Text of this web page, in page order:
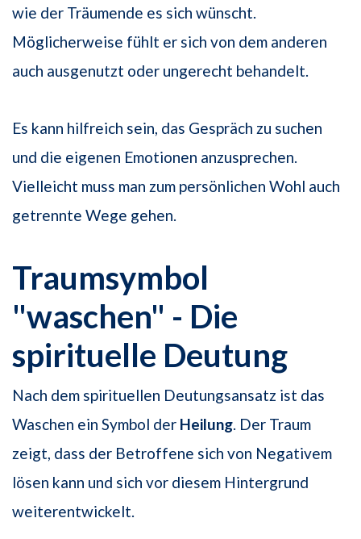
wie der Träumende es sich wünscht.
Möglicherweise fühlt er sich von dem anderen
auch ausgenutzt oder ungerecht behandelt.
Es kann hilfreich sein, das Gespräch zu suchen
und die eigenen Emotionen anzusprechen.
Vielleicht muss man zum persönlichen Wohl auch
getrennte Wege gehen.
Traumsymbol
"waschen" - Die
spirituelle Deutung
Nach dem spirituellen Deutungsansatz ist das
Waschen ein Symbol der Heilung. Der Traum
zeigt, dass der Betroffene sich von Negativem
lösen kann und sich vor diesem Hintergrund
weiterentwickelt.